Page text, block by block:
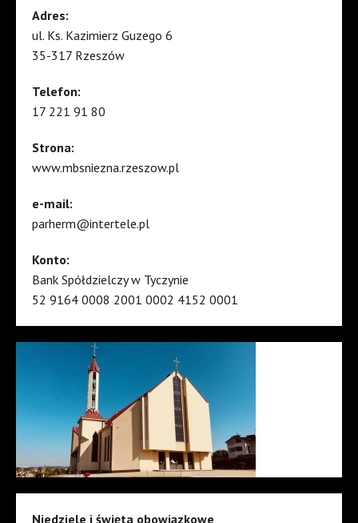
Adres:
ul. Ks. Kazimierz Guzego 6
35-317 Rzeszów
Telefon:
17 221 91 80
Strona:
www.mbsniezna.rzeszow.pl
e-mail:
parherm@intertele.pl
Konto:
Bank Spółdzielczy w Tyczynie
52 9164 0008 2001 0002 4152 0001
Niedziele i święta obowiązkowe